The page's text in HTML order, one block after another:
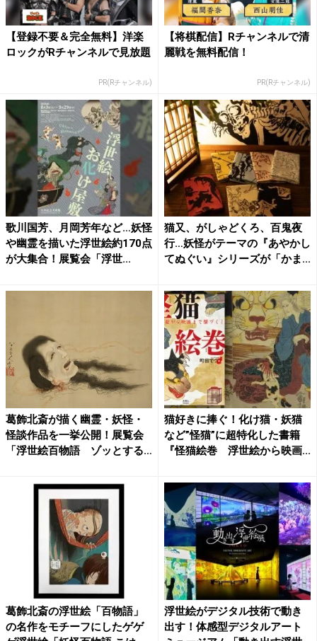
【登録不要＆完全無料】洋楽
ロックがRチャンネルで見放題
PR(Rチャンネル)
【将棋配信】Rチャンネルで清
麗戦を無料配信！
PR(Rチャンネル)
歌川国芳、月岡芳年など…妖怪
や幽霊を描いた浮世絵約170点
が大集合！展覧会「浮世...
猫又、がしゃどくろ、百鬼夜
行…妖怪がテーマの『あやかし
てぬぐい』シリーズが「かま...
葛飾北斎が描く幽霊・妖怪・
怪談作品を一挙公開！展覧会
「浮世絵百物語 ゾッとする
猫好きに捧ぐ！化け猫・妖猫
など”怪猫”に超特化した書籍
『怪猫絵巻 浮世絵から映画...
葛飾北斎の浮世絵「百物語」
の名作をモチーフにしたゲゲ
浮世絵がデジタル技術で動き
出す！体感型デジタルアート